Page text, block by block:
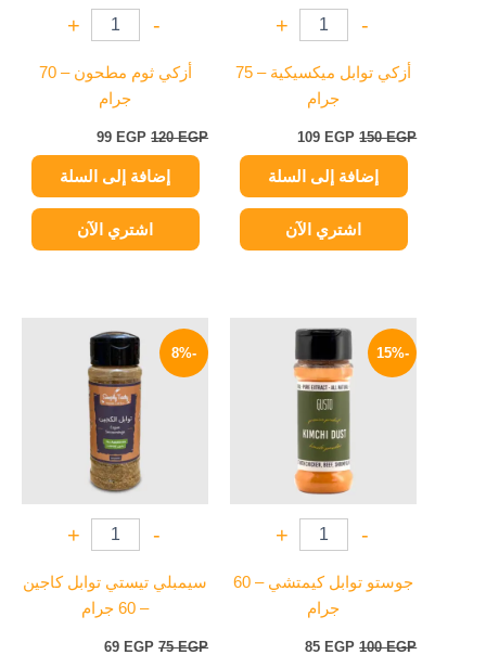
-
+
أزكي توابل ميكسيكية – 75
جرام
150EGP
109 EGP
إضافة إلى السلة
اشتري الآن
-
+
أزكي ثوم مطحون – 70
جرام
120EGP
99 EGP
إضافة إلى السلة
اشتري الآن
-15%
-
+
جوستو توابل كيمتشي – 60
جرام
100EGP
السعر
هو:
100 EGP.
85 EGP
السعر
هو:
85 EGP.
-8%
-
+
سيمبلي تيستي توابل كاجين
– 60 جرام
75EGP
الأصلي
هو:
75 EGP.
69 EGP
الحالي
هو:
69 EGP.